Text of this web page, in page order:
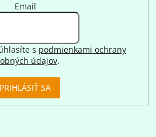
Email
s podmienkami ochrany
údajov.
PRIHLÁSIŤ SA